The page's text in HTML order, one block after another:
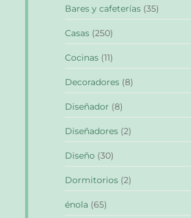
Bares y cafeterías (35)
Casas (250)
Cocinas (11)
Decoradores (8)
Diseñador (8)
Diseñadores (2)
Diseño (30)
Dormitorios (2)
énola (65)